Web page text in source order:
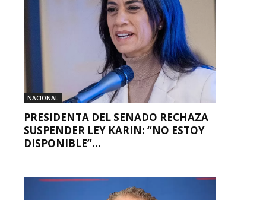
NACIONAL
PRESIDENTA DEL SENADO RECHAZA
SUSPENDER LEY KARIN: “NO ESTOY
DISPONIBLE”...